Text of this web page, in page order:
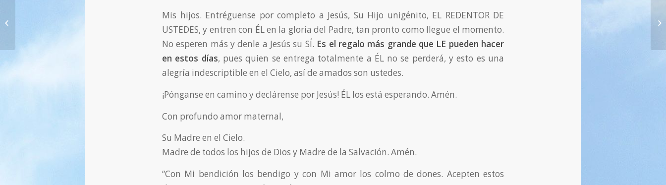
Mis hijos. Entréguense por completo a Jesús, Su Hijo unigénito, EL REDENTOR DE
USTEDES, y entren con ÉL en la gloria del Padre, tan pronto como llegue el momento.
No esperen más y denle a Jesús su SÍ. Es el regalo más grande que LE pueden hacer
en estos días, pues quien se entrega totalmente a ÉL no se perderá, y esto es una
alegría indescriptible en el Cielo, así de amados son ustedes.
¡Pónganse en camino y declárense por Jesús! ÉL los está esperando. Amén.
Con profundo amor maternal,
Su Madre en el Cielo.
Madre de todos los hijos de Dios y Madre de la Salvación. Amén.
“Con Mi bendición los bendigo y con Mi amor los colmo de dones. Acepten estos